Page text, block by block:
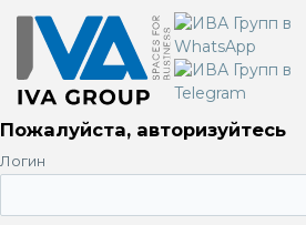
Пожалуйста, авторизуйтесь
Логин